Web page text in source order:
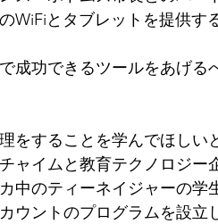
WiFiとタブレットを提供する
成功できるツールをあげる
をすることを学んでほしい
ャイムと教育テクノロジー
中のティーネイジャーの学
ウントのプログラムを設立